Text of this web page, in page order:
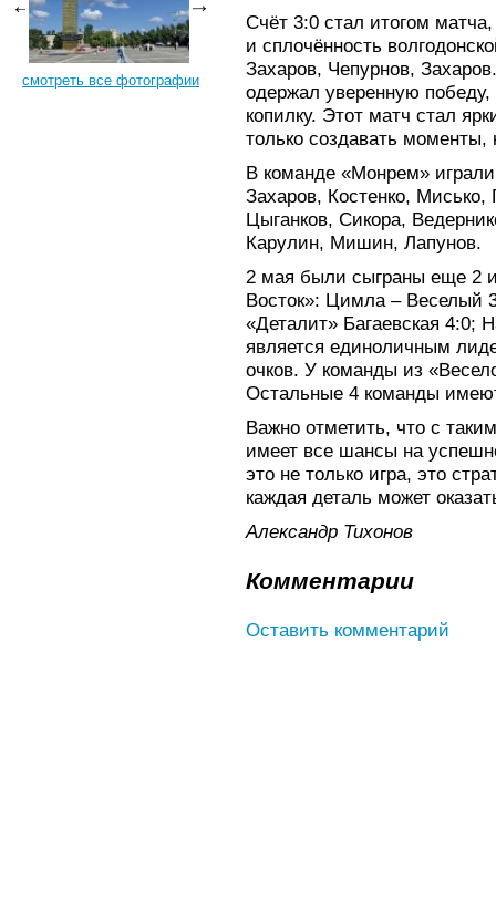
смотреть все фотографии
Счёт 3:0 стал итогом
и сплочённость
Захаров, Чепурнов,
одержал уверенную
копилку. Этот матч стал
только создавать
В команде «Монрем»
Захаров, Костенко,
Цыганков, Сикора,
Карулин, Мишин, Лапунов.
2 мая были сыграны еще 2
Восток»: Цимла –
«Деталит» Багаевская
является единоличным
очков. У команды из
Остальные 4 команды
Важно отметить, что с
имеет все шансы на
это не только игра, это
каждая деталь может
Александр Тихонов
Комментарии
Оставить комментарий